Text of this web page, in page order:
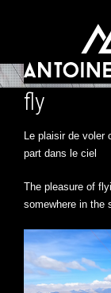
fly
Le plaisir de
part dans le ciel
The pleasure of
somewhere in the